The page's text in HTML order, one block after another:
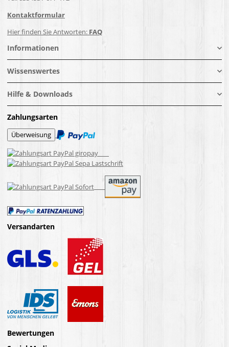
Kontaktformular
Hier finden Sie Antworten: FAQ
Informationen
Wissenswertes
Hilfe & Downloads
Zahlungsarten
Versandarten
Bewertungen